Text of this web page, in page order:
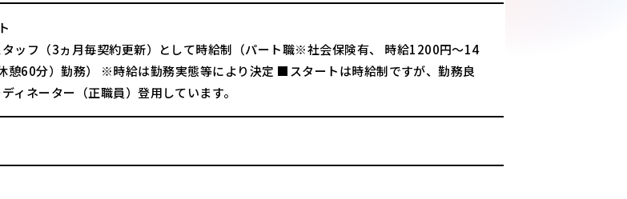
ッフ（3ヵ月毎契約更新）として時給制（パート職※社会保険有、 時給1200円～14
憩60分）勤務） ※時給は勤務実態等により決定 ■スタートは時給制ですが、勤務良
ィネーター（正職員）登用しています。